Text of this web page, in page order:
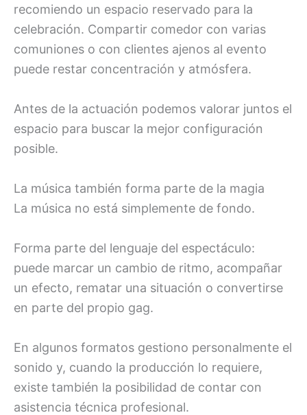
recomiendo un espacio reservado para la
celebración. Compartir comedor con varias
comuniones o con clientes ajenos al evento
puede restar concentración y atmósfera.
Antes de la actuación podemos valorar juntos el
espacio para buscar la mejor configuración
posible.
La música también forma parte de la magia
La música no está simplemente de fondo.
Forma parte del lenguaje del espectáculo:
puede marcar un cambio de ritmo, acompañar
un efecto, rematar una situación o convertirse
en parte del propio gag.
En algunos formatos gestiono personalmente el
sonido y, cuando la producción lo requiere,
existe también la posibilidad de contar con
asistencia técnica profesional.